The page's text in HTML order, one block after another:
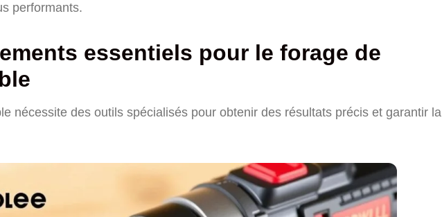
performants.
essentiels pour le forage de
nécessite des outils spécialisés pour obtenir des résultats précis et garantir la